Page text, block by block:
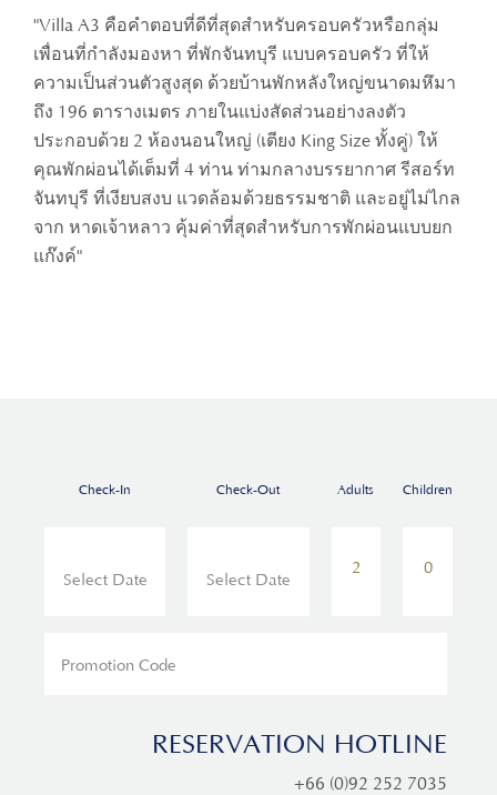
"Villa A3 คือคำตอบที่ดีที่สุดสำหรับครอบครัวหรือกลุ่ม
เพื่อนที่กำลังมองหา ที่พักจันทบุรี แบบครอบครัว ที่ให้
ความเป็นส่วนตัวสูงสุด ด้วยบ้านพักหลังใหญ่ขนาดมหึมา
ถึง 196 ตารางเมตร ภายในแบ่งสัดส่วนอย่างลงตัว
ประกอบด้วย 2 ห้องนอนใหญ่ (เตียง King Size ทั้งคู่) ให้
คุณพักผ่อนได้เต็มที่ 4 ท่าน ท่ามกลางบรรยากาศ รีสอร์ท
จันทบุรี ที่เงียบสงบ แวดล้อมด้วยธรรมชาติ และอยู่ไม่ไกล
จาก หาดเจ้าหลาว คุ้มค่าที่สุดสำหรับการพักผ่อนแบบยก
แก๊งค์"
Check-In Check-Out Adults Children
RESERVATION HOTLINE
+66 (0)92 252 7035